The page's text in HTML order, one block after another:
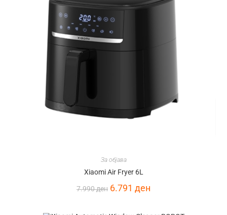
За објава
Xiaomi Air Fryer 6L
7.990ден 6.791 ден